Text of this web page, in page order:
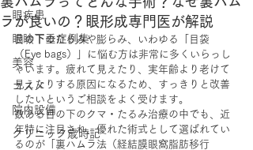
眼疾患
眼瞼下垂症例集
美容
コスメ
院内設備
クリニック歳時記
ラが良いの？眼形成専門医が解説
目の下のたるみや膨らみ、いわゆる「目袋
（Eye bags）」に悩む方は非常に多くいらっし
ゃいます。疲れて見えたり、実年齢より老けて
見えたりする原因になるため、すっきりと改善
したいというご相談をよく受けます。
数ある目の下のクマ・たるみ治療の中でも、近
年特に注目され、優れた術式として選ばれてい
るのが「裏ハムラ法（経結膜眼窩脂肪移行